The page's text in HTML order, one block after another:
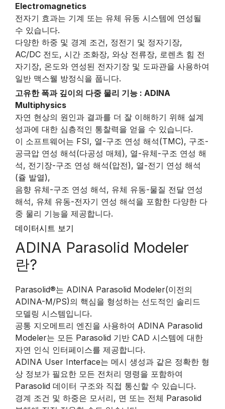
Electromagnetics
전자기 효과는 기계 또는 유체 유동 시스템에 연성될
수 있습니다.
다양한 하중 및 경계 조건, 정전기 및 정자기장,
AC/DC 전도, 시간 조화장, 와상 전류장, 로렌츠 힘 전
자기장, 온도와 연성된 전자기장 및 도파관을 사용하여
일반 맥스웰 방정식을 풉니다.
고유한 폭과 깊이의 다중 물리 기능 : ADINA
Multiphysics
자연 현상의 원인과 결과를 더 잘 이해하기 위해 설계
성과에 대한 심층적인 통찰력을 얻을 수 있습니다.
이 소프트웨어는 FSI, 열-구조 연성 해석(TMC), 구조-
공극압 연성 해석(다공성 매체), 열-유체-구조 연성 해
석, 전기장-구조 연성 해석(압전), 열-전기 연성 해석
(쥴 발열),
음향 유체-구조 연성 해석, 유체 유동-물질 전달 연성
해석, 유체 유동-전자기 연성 해석을 포함한 다양한 다
중 물리 기능을 제공합니다.
데이터시트 보기
ADINA Parasolid Modeler
란?
Parasolid®는 ADINA Parasolid Modeler(이전의
ADINA-M/PS)의 핵심을 형성하는 선도적인 솔리드
모델링 시스템입니다.
공통 지오메트리 엔진을 사용하여 ADINA Parasolid
Modeler는 모든 Parasolid 기반 CAD 시스템에 대한
자연 인식 인터페이스를 제공합니다.
ADINA User Interface는 메시 생성과 같은 정확한 형
상 정보가 필요한 모든 전처리 명령을 포함하여
Parasolid 데이터 구조와 직접 통신할 수 있습니다.
경계 조건 및 하중은 모서리, 면 또는 전체 Parasolid